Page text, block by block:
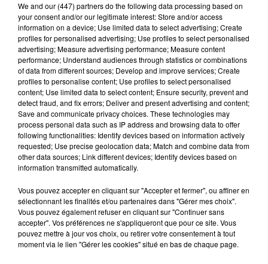
Lecture (4 min 18 sec)
100%
100% Radio les infos de l'Aude
25 novembre 2024 - 4 min 18 sec
LES INFOS DE L'AUDE DU 25/11/2024 À
08H59
We and our (447) partnersdo the following data processing based on
your consent and/or our legitimate interest: Store and/or access
information on a device; Use limited data to select advertising; Create
profiles for personalised advertising; Use profiles to select personalised
advertising; Measure advertising performance; Measure content
performance; Understand audiences through statistics or combinations
of data from different sources; Develop and improve services; Create
profiles to personalise content; Use profiles to select personalised
content; Use limited data to select content; Ensure security, prevent and
detect fraud, and fix errors; Deliver and present advertising and content;
Save and communicate privacy choices. These technologies may
process personal data such as IP address and browsing data to offer
following functionalities: Identify devices based on information actively
requested; Use precise geolocation data; Match and combine data from
other data sources; Link different devices; Identify devices based on
information transmitted automatically.
Vous pouvez accepter en cliquant sur "Accepter et fermer", ou affiner en
sélectionnant les finalités et/ou partenaires dans "Gérer mes choix".
Vous pouvez également refuser en cliquant sur "Continuer sans
accepter". Vos préférences ne s'appliqueront que pour ce site. Vous
pouvez mettre à jour vos choix, ou retirer votre consentement à tout
moment via le lien "Gérer les cookies" situé en bas de chaque page.